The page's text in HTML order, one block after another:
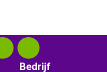
Bedrijf